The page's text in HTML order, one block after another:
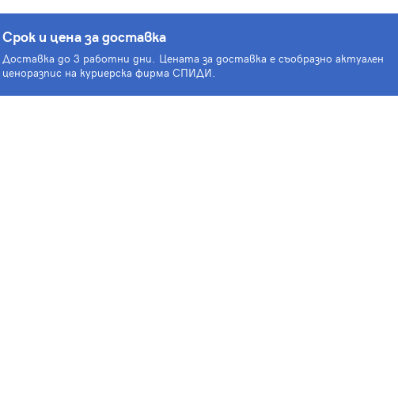
Срок и цена за доставка
Доставка до 3 работни дни. Цената за доставка е съобразно актуален
ценоразпис на куриерска фирма СПИДИ.